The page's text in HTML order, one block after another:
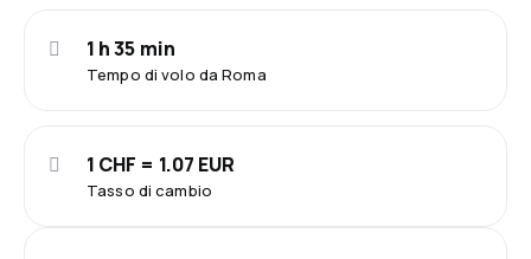
Tempo di volo da Roma
1 h 35 min
Tasso di cambio
1 CHF = 1.07 EUR